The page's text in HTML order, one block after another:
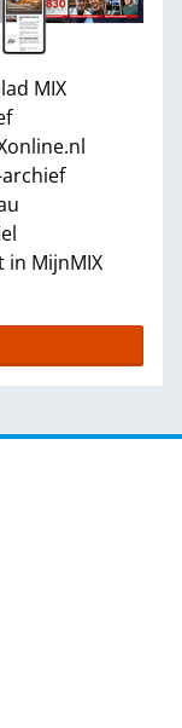
MIX
in MijnMIX